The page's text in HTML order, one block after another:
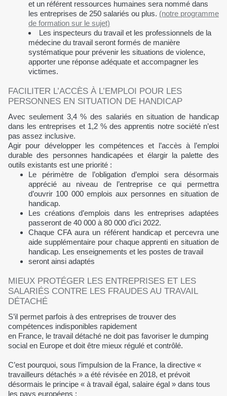
et un référent ressources humaines sera nommé dans
les entreprises de 250 salariés ou plus. (notre programme
de formation sur le sujet)
Les inspecteurs du travail et les professionnels de la
médecine du travail seront formés de manière
systématique pour prévenir les situations de violence,
apporter une réponse adéquate et accompagner les
victimes.
FACILITER L’ACCÈS À L’EMPLOI POUR LES
PERSONNES EN SITUATION DE HANDICAP
Avec seulement 3,4 % des salariés en situation de handicap
dans les entreprises et 1,2 % des apprentis notre société n’est
pas assez inclusive.
Agir pour développer les compétences et l’accès à l’emploi
durable des personnes handicapées et élargir la palette des
outils existants est une priorité :
Le périmètre de l’obligation d’emploi sera désormais
apprécié au niveau de l’entreprise ce qui permettra
d’ouvrir 100 000 emplois aux personnes en situation de
handicap.
Les créations d’emplois dans les entreprises adaptées
passeront de 40 000 à 80 000 d’ici 2022.
Chaque CFA aura un référent handicap et percevra une
aide supplémentaire pour chaque apprenti en situation de
handicap. Les enseignements et les postes de travail
seront ainsi adaptés
MIEUX PROTÉGER LES ENTREPRISES ET LES
SALARIÉS CONTRE LES FRAUDES AU TRAVAIL
DÉTACHÉ
S’il permet parfois à des entreprises de trouver des
compétences indisponibles rapidement
en France, le travail détaché ne doit pas favoriser le dumping
social en Europe et doit être mieux régulé et contrôlé.
C’est pourquoi, sous l’impulsion de la France, la directive «
travailleurs détachés » a été révisée en 2018, et prévoit
désormais le principe « à travail égal, salaire égal » dans tous
les pays européens :